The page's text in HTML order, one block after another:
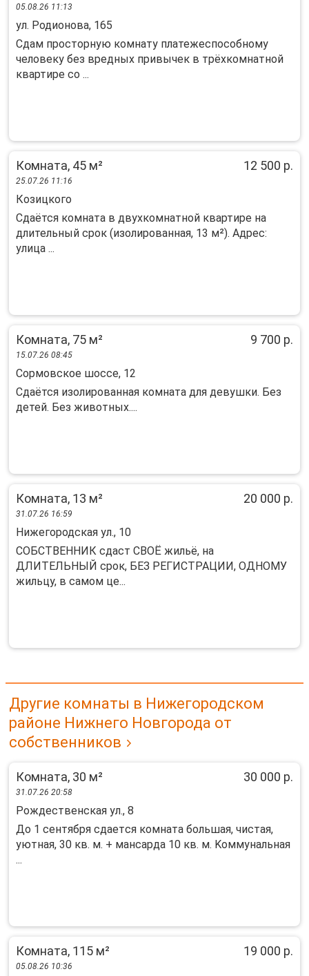
05.08.26 11:13
ул. Родионова, 165
Сдам просторную комнату платежеспособному
человеку без вредных привычек в трёхкомнатной
квартире со ...
Комната, 45 м² 12 500 р.
25.07.26 11:16
Козицкого
Сдаётся комната в двухкомнатной квартире на
длительный срок (изолированная, 13 м²). Адрес:
улица ...
Комната, 75 м² 9 700 р.
15.07.26 08:45
Сормовское шоссе, 12
Сдаётся изолированная комната для девушки. Без
детей. Без животных....
Комната, 13 м² 20 000 р.
31.07.26 16:59
Нижегородская ул., 10
СОБСТBEHHИК сдаст CВOЁ жильё, на
ДЛИTEЛЬHЫЙ срок, БЕЗ РEГИCTPAЦИИ, ОДНОMУ
жильцу, в caмом цe...
Другие комнаты в Нижегородском
районе Нижнего Новгорода от
собственников
Комната, 30 м² 30 000 р.
31.07.26 20:58
Рождественская ул., 8
До 1 cентябpя cдаетcя комната большaя, чистaя,
уютная, 30 кв. м. + мaнсaрдa 10 кв. м. Koммунaльнaя
...
Комната, 115 м² 19 000 р.
05.08.26 10:36